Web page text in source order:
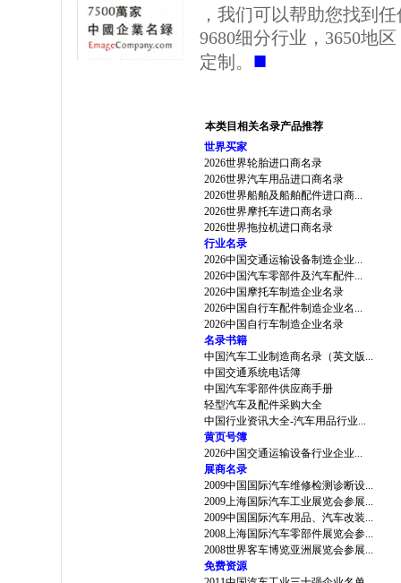
，我们可以帮助您找到
9680细分行业，3650地
定制。 ■
本类目相关名录产品推荐
世界买家
2026世界轮胎进口商名录
2026世界汽车用品进口商名录
2026世界船舶及船舶配件进口商...
2026世界摩托车进口商名录
2026世界拖拉机进口商名录
行业名录
2026中国交通运输设备制造企业...
2026中国汽车零部件及汽车配件...
2026中国摩托车制造企业名录
2026中国自行车配件制造企业名...
2026中国自行车制造企业名录
名录书籍
中国汽车工业制造商名录（英文版...
中国交通系统电话簿
中国汽车零部件供应商手册
轻型汽车及配件采购大全
中国行业资讯大全-汽车用品行业...
黄页号簿
2026中国交通运输设备行业企业...
展商名录
2009中国国际汽车维修检测诊断设...
2009上海国际汽车工业展览会参展...
2009中国国际汽车用品、汽车改装...
2008上海国际汽车零部件展览会参...
2008世界客车博览亚洲展览会参展...
免费资源